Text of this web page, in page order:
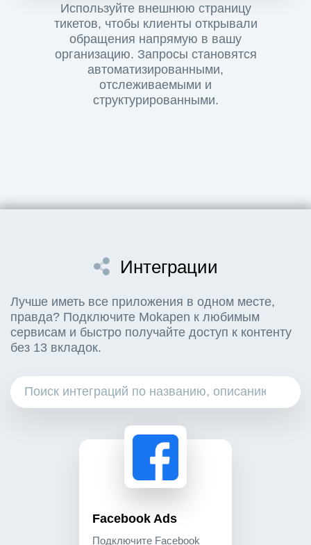
Используйте внешнюю страницу
тикетов, чтобы клиенты открывали
обращения напрямую в вашу
организацию. Запросы становятся
автоматизированными,
отслеживаемыми и
структурированными.
Интеграции
Лучше иметь все приложения в одном месте,
правда? Подключите Mokapen к любимым
сервисам и быстро получайте доступ к контенту
без 13 вкладок.
facebook ads подключите facebook ads для
advertising
Facebook Ads
Подключите Facebook